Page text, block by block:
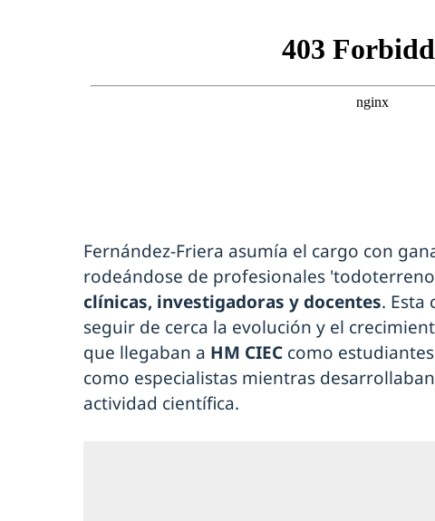
Fernández-Friera asumía el cargo con
rodeándose de profesionales
clínicas, investigadoras y docentes. Esta
seguir de cerca la evolución y el
que llegaban a HM CIEC como
como especialistas mientras
actividad científica.